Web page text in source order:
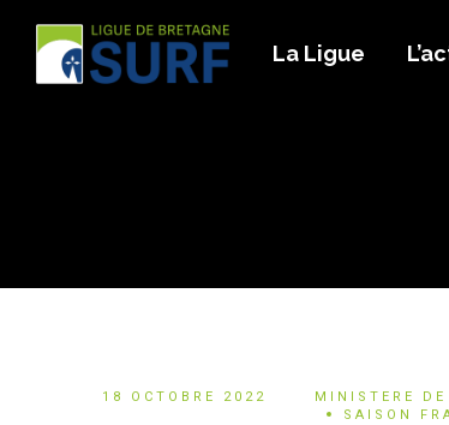
La Ligue
18 OCTOBRE 2022
MINISTERE
SAISON